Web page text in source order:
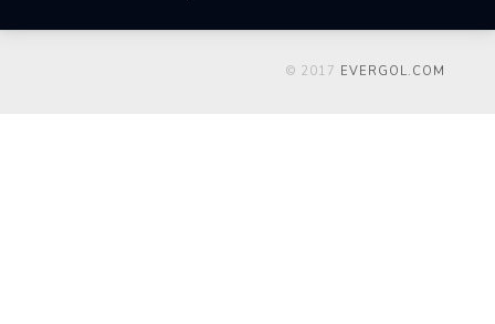
© 2017 EVERGOL.COM